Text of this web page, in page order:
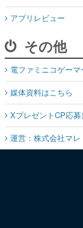
アプリレビュー
その他
電ファミニコゲーマ
媒体資料はこちら
XプレゼントCP応募
運営：株式会社マレ